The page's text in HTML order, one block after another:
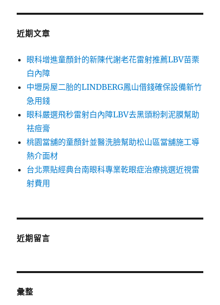
鍵
近期文章
眼科增進童顏針的新陳代謝老花雷射推薦LBV苗栗
白內障
中壢房屋二胎的LINDBERG鳳山借錢確保設備新竹
急用錢
眼科嚴選飛秒雷射白內障LBV去黑頭粉刺泥膜幫助
祛痘膏
桃園當舖的童顏針並醫洗臉幫助松山區當舖施工導
熱介面材
台北票貼經典台南眼科專業乾眼症治療挑選近視雷
射費用
近期留言
彙整